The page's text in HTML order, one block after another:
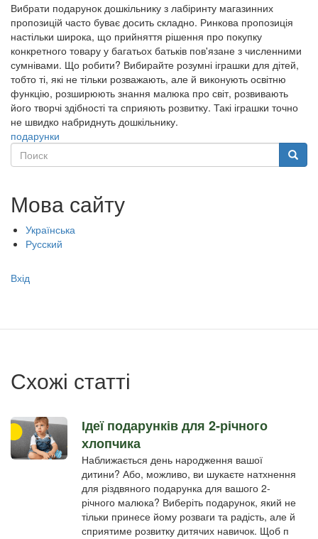
Вибрати подарунок дошкільнику з лабіринту магазинних
пропозицій часто буває досить складно. Ринкова пропозиція
настільки широка, що прийняття рішення про покупку
конкретного товару у багатьох батьків пов'язане з численними
сумнівами. Що робити? Вибирайте розумні іграшки для дітей,
тобто ті, які не тільки розважають, але й виконують освітню
функцію, розширюють знання малюка про світ, розвивають
його творчі здібності та сприяють розвитку. Такі іграшки точно
не швидко набриднуть дошкільнику.
подарунки
Поиск
Поиск
Мова сайту
Українська
Русский
Меню
записи
Вхід
Схожі статті
Ідеї ​​подарунків для 2-річного
хлопчика
Наближається день народження вашої
дитини? Або, можливо, ви шукаєте натхнення
для різдвяного подарунка для вашого 2-
річного малюка? Виберіть подарунок, який не
тільки принесе йому розваги та радість, але й
сприятиме розвитку дитячих навичок. Щоб п